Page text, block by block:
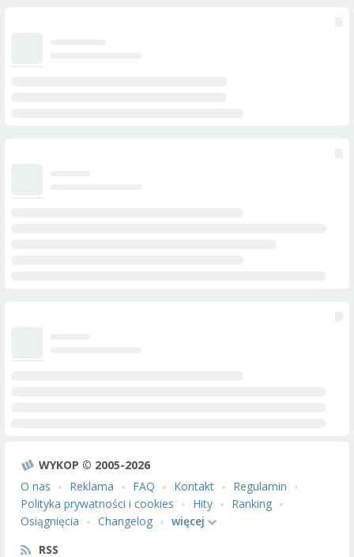
WYKOP © 2005-2026
O nas
Reklama FAQ Kontakt
Regulamin
Polityka prywatności i cookies
Hity
Ranking
Osiągnięcia
Changelog
więcej
RSS